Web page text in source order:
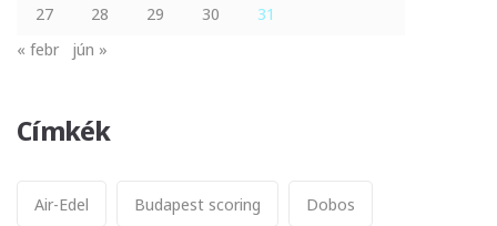
27
28 29 30
31
« febr
jún »
Címkék
Air-Edel Budapest scoring Dobos